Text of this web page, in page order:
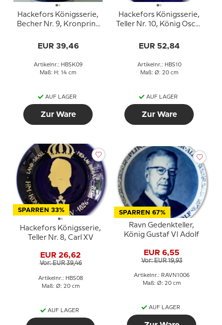
Hackefors Königsserie,
Becher Nr. 9, Kronprinz
EUR 39,46
Artikelnr.: HBSK09
Maß: H: 14 cm
AUF LAGER
Zur Ware
Hackefors Königsserie,
Teller Nr. 10, König Oscar
EUR 52,84
Artikelnr.: HBS10
Maß: Ø: 20 cm
AUF LAGER
Zur Ware
SPARREN 33%
Hackefors Königsserie,
Teller Nr. 8, Carl XV
EUR 26,62
Vor: EUR 39,46
Artikelnr.: HBS08
Maß: Ø: 20 cm
AUF LAGER
SPARREN 67%
Ravn Gedenkteller,
König Gustaf VI Adolf
EUR 6,55
Vor: EUR 19,93
Artikelnr.: RAVN1006
Maß: Ø: 20 cm
AUF LAGER